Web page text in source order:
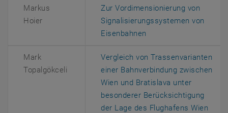
Markus
Hoier
Zur Vordimensionierung von
Signalisierungssystemen von
Eisenbahnen
Mark
Topalgökceli
Vergleich von Trassenvarianten
einer Bahnverbindung zwischen
Wien und Bratislava unter
besonderer Berücksichtigung
der Lage des Flughafens Wien